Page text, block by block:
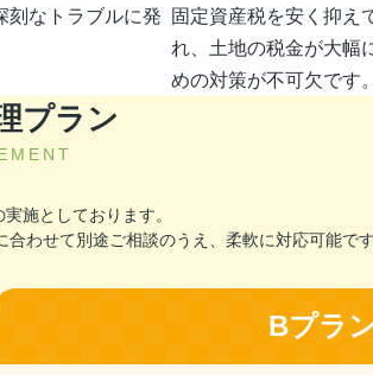
刻なトラブルに発
固定資産税を安く抑え
れ、土地の税金が大幅
めの対策が不可欠です。
プラン
施としております。
わせて別途ご相談のうえ、柔軟に対応可能です
Bプラ